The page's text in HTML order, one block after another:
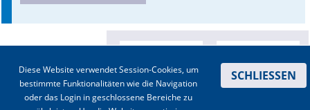
Diese Website verwendet Session-Cookies, um
bestimmte Funktionalitäten wie die Navigation
oder das Login in geschlossene Bereiche zu
SCHLIESSEN